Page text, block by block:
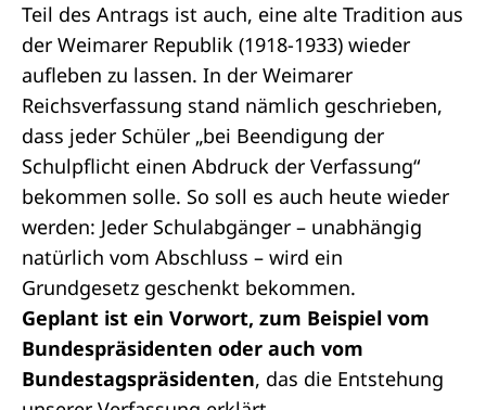
Teil des Antrags ist auch, eine alte Tradition aus
der Weimarer Republik (1918-1933) wieder
aufleben zu lassen. In der Weimarer
Reichsverfassung stand nämlich geschrieben,
dass jeder Schüler „bei Beendigung der
Schulpflicht einen Abdruck der Verfassung“
bekommen solle. So soll es auch heute wieder
werden: Jeder Schulabgänger – unabhängig
natürlich vom Abschluss – wird ein
Grundgesetz geschenkt bekommen.
Geplant ist ein Vorwort, zum Beispiel vom
Bundespräsidenten oder auch vom
Bundestagspräsidenten, das die Entstehung